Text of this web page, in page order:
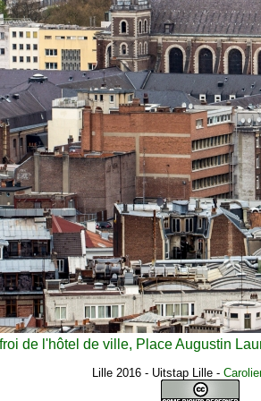
de l'hôtel de ville, Place Augustin
Lille 2016 - Uitstap Lille -